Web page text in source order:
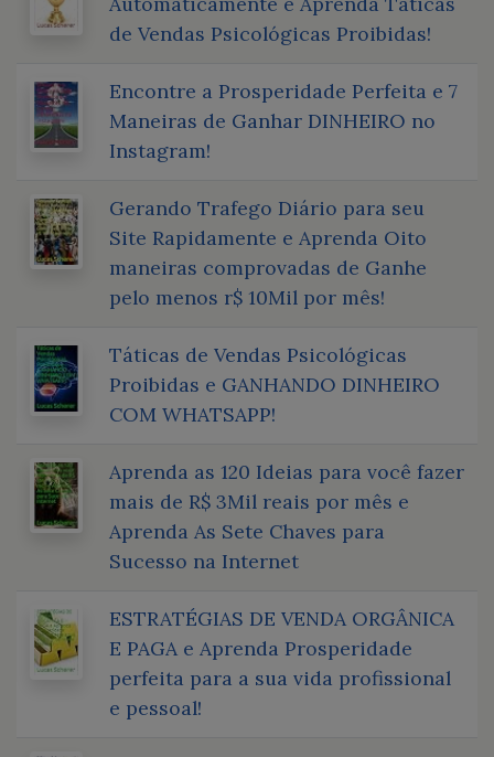
de Vendas Psicológicas Proibidas!
Encontre a Prosperidade Perfeita e 7
Maneiras de Ganhar DINHEIRO no
Instagram!
Gerando Trafego Diário para seu
Site Rapidamente e Aprenda Oito
maneiras comprovadas de Ganhe
pelo menos r$ 10Mil por mês!
Táticas de Vendas Psicológicas
Proibidas e GANHANDO DINHEIRO
COM WHATSAPP!
Aprenda as 120 Ideias para você fazer
mais de R$ 3Mil reais por mês e
Aprenda As Sete Chaves para
Sucesso na Internet
ESTRATÉGIAS DE VENDA ORGÂNICA
E PAGA e Aprenda Prosperidade
perfeita para a sua vida profissional
e pessoal!